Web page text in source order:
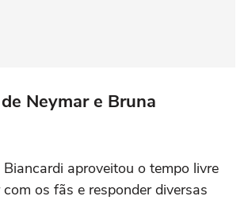
Neymar e Bruna
aproveitou o tempo livre
os fãs e responder diversas